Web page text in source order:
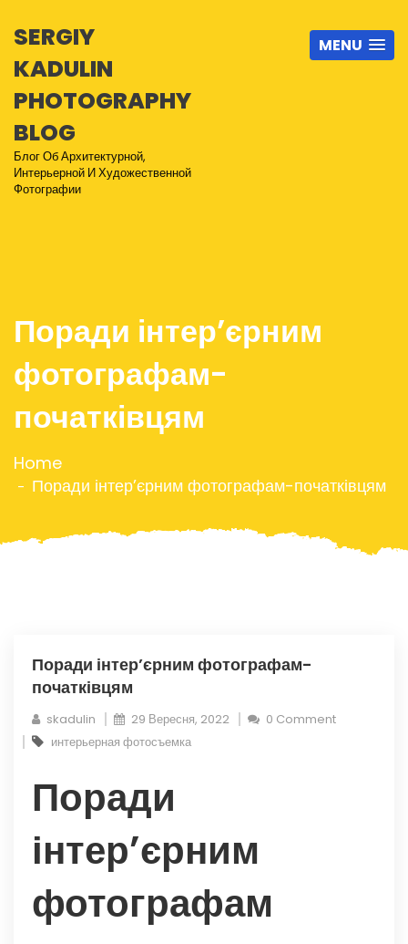
SERGIY
KADULIN
PHOTOGRAPHY
BLOG
Блог Об Архитектурной,
Интерьерной И Художественной
Фотографии
MENU
Поради інтер’єрним
фотографам-
початківцям
Home
Поради інтер’єрним фотографам-початківцям
Поради інтер’єрним фотографам-
початківцям
skadulin 29 Вересня, 2022
0 Comment
интерьерная фотосъемка
Поради
інтер’єрним
фотографам